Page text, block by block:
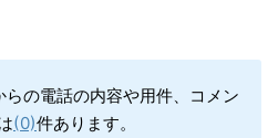
らの電話の内容や用件、コメン
(0)件あります。